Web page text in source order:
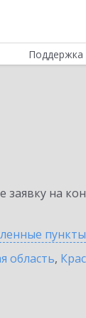
Поддержка
на
пункты
область,